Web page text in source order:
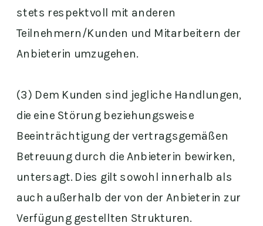
stets respektvoll mit anderen
Teilnehmern/Kunden und Mitarbeitern der
Anbieterin umzugehen.
(3) Dem Kunden sind jegliche Handlungen,
die eine Störung beziehungsweise
Beeinträchtigung der vertragsgemäßen
Betreuung durch die Anbieterin bewirken,
untersagt. Dies gilt sowohl innerhalb als
auch außerhalb der von der Anbieterin zur
Verfügung gestellten Strukturen.